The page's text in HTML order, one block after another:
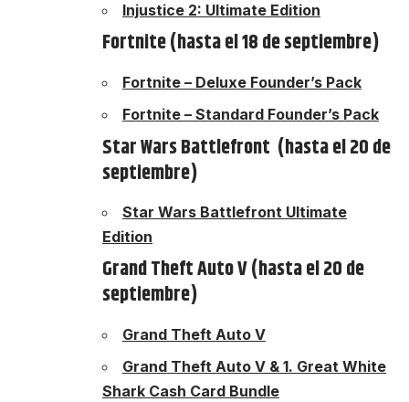
Injustice 2: Ultimate Edition
Fortnite (hasta el 18 de septiembre)
Fortnite – Deluxe Founder’s Pack
Fortnite – Standard Founder’s Pack
Star Wars Battlefront (hasta el 20 de
septiembre)
Star Wars Battlefront Ultimate
Edition
Grand Theft Auto V (hasta el 20 de
septiembre)
Grand Theft Auto V
Grand Theft Auto V & 1. Great White
Shark Cash Card Bundle